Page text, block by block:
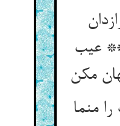
عیب
مکن
منما